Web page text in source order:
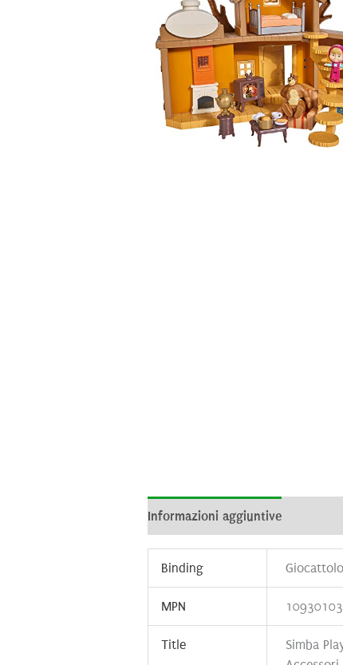
Informazioni aggiuntive
Binding Giocattolo
MPN
Title
Simba